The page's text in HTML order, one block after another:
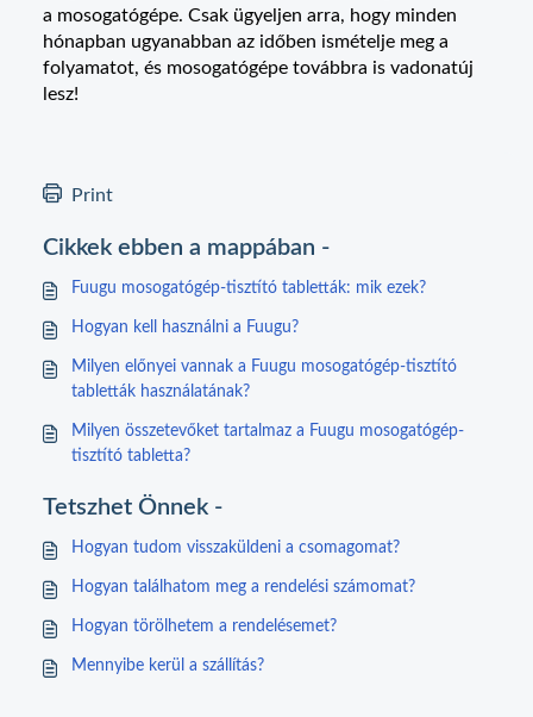
a mosogatógépe. Csak ügyeljen arra, hogy minden
hónapban ugyanabban az időben ismételje meg a
folyamatot, és mosogatógépe továbbra is vadonatúj
lesz!
Print
Cikkek ebben a mappában -
Fuugu mosogatógép-tisztító tabletták: mik ezek?
Hogyan kell használni a Fuugu?
Milyen előnyei vannak a Fuugu mosogatógép-tisztító
tabletták használatának?
Milyen összetevőket tartalmaz a Fuugu mosogatógép-
tisztító tabletta?
Tetszhet Önnek -
Hogyan tudom visszaküldeni a csomagomat?
Hogyan találhatom meg a rendelési számomat?
Hogyan törölhetem a rendelésemet?
Mennyibe kerül a szállítás?